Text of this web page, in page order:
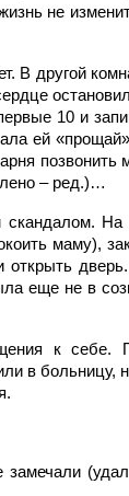
не
В другой
10 и
ей
позвонить
– ред.)…
На
маму),
открыть
еще не в
к себе.
в больницу,